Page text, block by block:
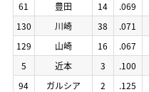
61
豊田 14 .069
130
川崎 38 .071
129
山崎 16 .067
5
近本 3 .100
61
豊田 14 .069
130
川崎 38 .071
129
山崎 16 .067
5
近本 3 .100
61
豊田 14 .069
130
川崎 38 .071
129
山崎 16 .067
5
近本 3 .100
94
ガルシア 2 .125
61
豊田 14 .069
130
川崎 38 .071
129
山崎 16 .067
5
近本 3 .100
94
ガルシア 2 .125